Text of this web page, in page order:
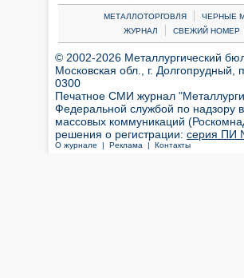
МЕТАЛЛОТОРГОВЛЯ | ЧЕРНЫЕ
ЖУРНАЛ
| СВЕЖИЙ НОМЕР
© 2002-2026 Металлургический
Московская обл., г.
0300
Печатное СМИ журнал
Федеральной службой по надзору
массовых коммуникаций
решения о регистрации: серия ПИ
О журнале | Реклама | Контакты